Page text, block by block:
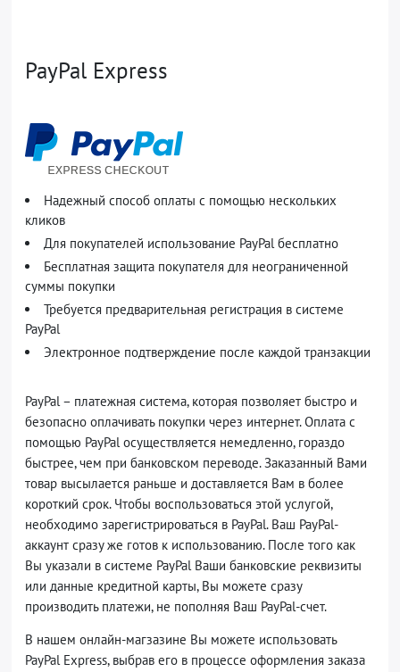
PayPal Express
Надежный способ оплаты с помощью нескольких
кликов
Для покупателей использование PayPal бесплатно
Бесплатная защита покупателя для неограниченной
суммы покупки
Требуется предварительная регистрация в системе
PayPal
Электронное подтверждение после каждой транзакции
PayPal – платежная система, которая позволяет быстро и
безопасно оплачивать покупки через интернет. Оплата с
помощью PayPal осуществляется немедленно, гораздо
быстрее, чем при банковском переводе. Заказанный Вами
товар высылается раньше и доставляется Вам в более
короткий срок. Чтобы воспользоваться этой услугой,
необходимо зарегистрироваться в PayPal. Ваш PayPal-
аккаунт сразу же готов к использованию. После того как
Вы указали в системе PayPal Ваши банковские реквизиты
или данные кредитной карты, Вы можете сразу
производить платежи, не пополняя Ваш PayPal-счет.
В нашем онлайн-магзазине Вы можете использовать
PayPal Express, выбрав его в процессе оформления заказа